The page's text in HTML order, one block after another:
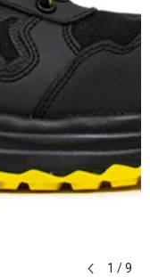
1 / 9